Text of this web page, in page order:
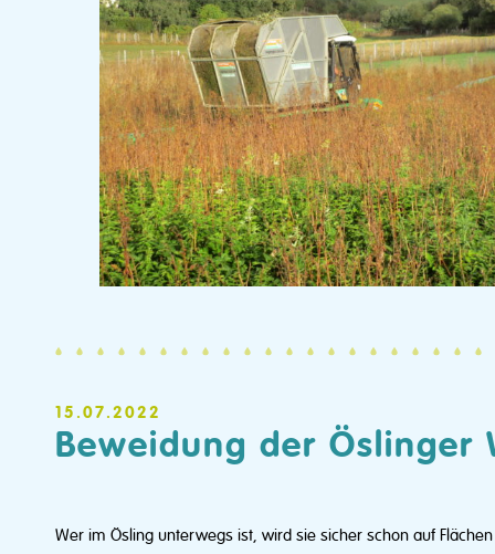
15.07.2022
Beweidung der Öslinger
Wer im Ösling unterwegs ist, wird sie sicher schon auf